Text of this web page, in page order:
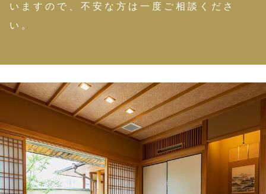
いますので、不安な方は一度ご相談くださ
い。